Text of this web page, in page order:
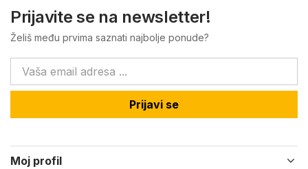
Prijavite se na newsletter!
Želiš među prvima saznati najbolje ponude?
Prijavi se
Moj profil